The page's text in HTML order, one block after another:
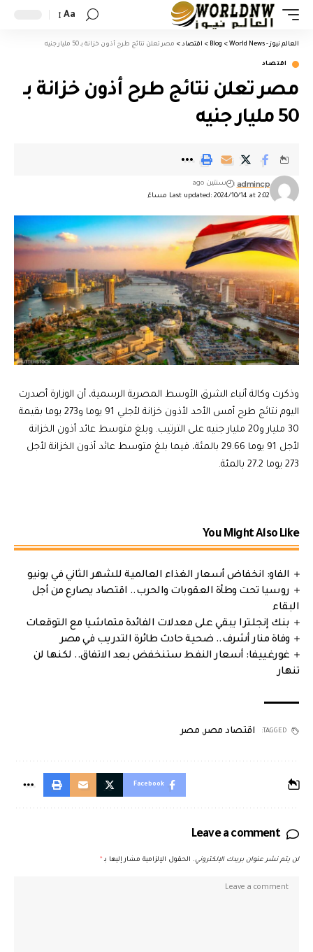
Aa
العالم نيوز - World News >
Blog
> اقتصاد > مصر تعلن نتائج طرح أذون خزانة بـ 50 مليار جنيه
اقتصاد
مصر تعلن نتائج طرح أذون خزانة بـ
50 مليار جنيه
Last updated: 2024/10/14 at 2:02 مساءً
admincp سنتين ago
وذكرت وكالة أنباء الشرق الأوسط المصرية الرسمية، أن الوزارة أصدرت
اليوم نتائج طرح أمس الأحد لأذون خزانة لأجلي 91 يوما و273 يوما بقيمة
30 مليار و20 مليار جنيه على الترتيب. وبلغ متوسط عائد أذون الخزانة
لأجل 91 يوما 29.66 بالمئة، فيما بلغ متوسط عائد أذون الخزانة لأجل
273 يوما 27.2 بالمئة.
You Might Also Like
الفاو: انخفاض أسعار الغذاء العالمية للشهر الثاني في يونيو
روسيا تحت وطأة العقوبات والحرب.. اقتصاد يصارع من أجل
البقاء
بنك إنجلترا يبقي على معدلات الفائدة متماشيا مع التوقعات
وفاة منار أشرف.. ضحية حادث طائرة التدريب في مصر
غورغييفا: أسعار النفط ستنخفض بعد الاتفاق.. لكنها لن
تنهار
TAGGED: اقتصاد مصر, مصر
Facebook
Leave a comment
لن يتم نشر عنوان بريدك الإلكتروني. الحقول الإلزامية مشار إليها بـ *